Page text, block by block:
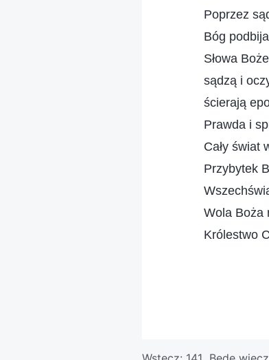
Poprzez
Bóg
Słowa
sądzą i
ścierają
Prawda i
Cały świat
Przybytek
Wola Boża
Królestwo